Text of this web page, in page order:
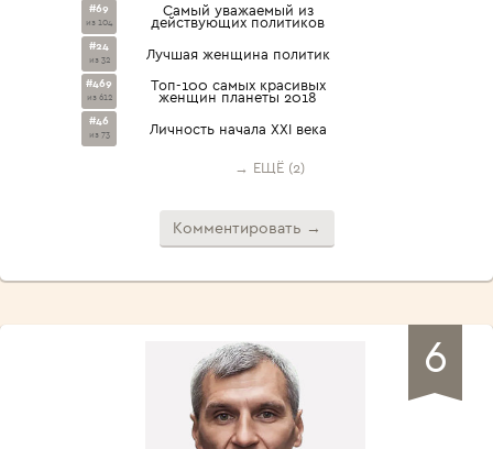
#69
из 104
Самый уважаемый из
действующих политиков
#24
из 32 Лучшая женщина политик
#469
из 612
Топ-100 самых красивых
женщин планеты 2018
#46
из 73 Личность начала XXI века
→ ЕЩЁ (2)
Комментировать →
6